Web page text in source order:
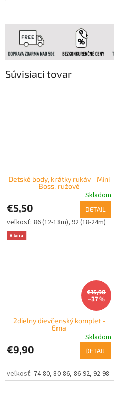
Súvisiaci tovar
Detské body, krátky rukáv - Mini
Boss, ružové
Skladom
€5,50 DETAIL
86 (12-18m) 92 (18-24m)
Akcia
€15,90
–37 %
2dielny dievčenský komplet -
Ema
Skladom
€9,90 DETAIL
74-80 80-86 86-92 92-98